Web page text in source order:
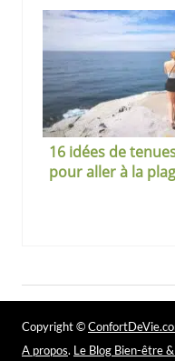
16 idées de
pour aller à la
Copyright ©
A propos. Le Blog Bien-être